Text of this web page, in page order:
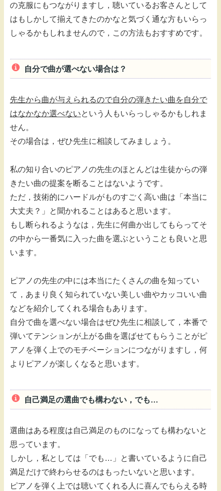
の克服にもつながりますし，聴いているお客さんとして
はもしかして揃えてきたのかなと気づく通な方もいらっ
しゃるかもしれませんので，この方法もおすすめです。
自分で曲が選べない場合は？
先生から曲が与えられるので自分の弾きたい曲を自分で
はなかなか選べないという人もいらっしゃるかもしれま
せん。
その場合は，ぜひ先生に相談してみましょう。
私の知り合いのピアノの先生のほとんどは生徒からの弾
きたい曲の提案を断ることはないようです。
ただ，技術的にハードルがものすごく高い曲は「本当に
大丈夫？」と聞かれることはあると思います。
もし断られるようなは，先生に何曲か出してもらってそ
の中から一番気に入った曲を選ぶということも良いと思
います。
ピアノの先生の中には本当にたくさんの曲を知ってい
て，あまり良く知られていない美しい曲やカッコいい曲
などを紹介してくれる場合もあります。
自分で曲を選べない場合はぜひ先生に相談して，本番で
弾いてテンションが上がる曲を選ばせてもらうことがピ
アノを弾く上でのモチベーションにつながりますし，何
よりピアノが楽しくなると思います。
自己満足の選曲でも構わない，でも…
選曲はある程度は自己満足のものになっても構わないと
思っています。
しかし，私としては「でも…」と書いているように自己
満足だけで終わらせるのはもったいないと思います。
ピアノを弾く上では聴いてくれる人に喜んでもらえる時